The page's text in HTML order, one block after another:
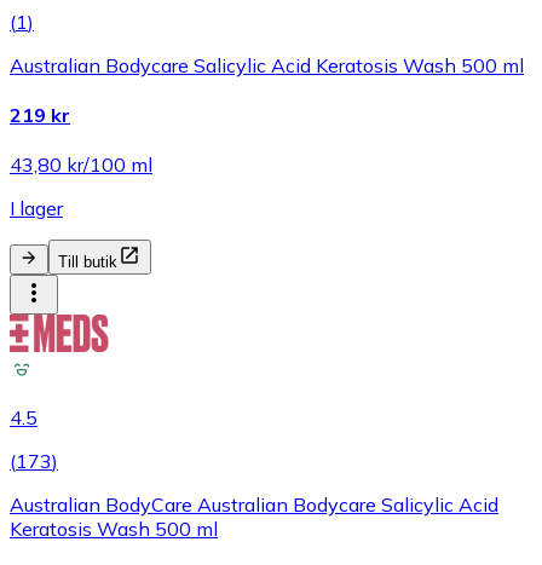
(1)
Australian Bodycare Salicylic Acid Keratosis Wash 500 ml
219 kr
43,80 kr/100 ml
I lager
Till butik
4.5
(173)
Australian BodyCare Australian Bodycare Salicylic Acid
Keratosis Wash 500 ml